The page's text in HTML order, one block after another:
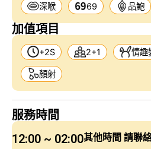
深喉 69 品鮑
加值項目
+2S 2+1 情趣
顏射
服務時間
12:00 ~ 02:00其他時間 請聯